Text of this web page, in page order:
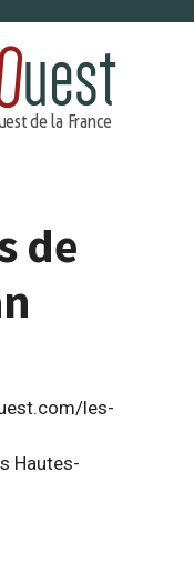
de
les-
Hautes-